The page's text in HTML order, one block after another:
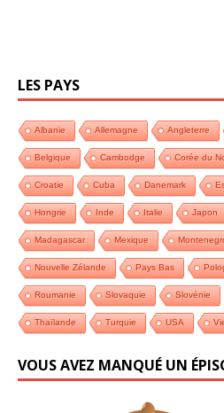
LES PAYS
Albanie Allemagne Angleterre
Belgique Cambodge Corée du
Croatie Cuba Danemark
Hongrie Inde Italie Japon
Madagascar Mexique
Nouvelle Zélande Pays Bas
Roumanie Slovaquie Slovénie
Thaïlande Turquie USA
VOUS AVEZ MANQUÉ UN